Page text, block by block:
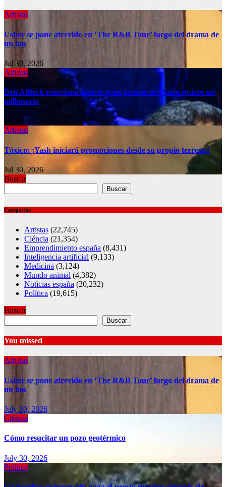
Artistas
Usher se pone atrevido en ‘The R&B Tour’ luego del drama de
un fan
Jul 30, 2026
Artistas
Ben Affleck reacciona ante el gran premio de Quién quiere ser
millonario
Jul 30, 2026
Artistas
Tóxico: ¡Yash iniciará promociones desde su propio terreno!
Jul 30, 2026
Buscar
Buscar
Categorías
Artistas (22,745)
Ciéncia (21,354)
Emprendimiento españa (8,431)
Inteligencia artificial (9,133)
Medicina (3,124)
Mundo animal (4,382)
Noticias españa (20,232)
Política (19,615)
Buscar
Buscar
You missed
Artistas
Usher se pone atrevido en ‘The R&B Tour’ luego del drama de
un fan
July 30, 2026
Ciéncia
Cómo resucitar un pozo geotérmico
July 30, 2026
Política